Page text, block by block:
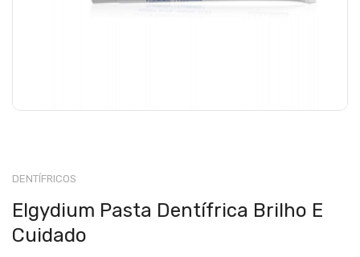
DENTÍFRICOS
Elgydium Pasta Dentífrica Brilho E
Cuidado